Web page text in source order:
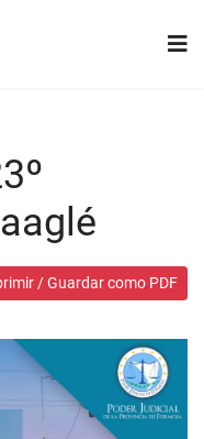
/ Guardar como PDF